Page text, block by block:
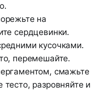
на
сердцевинки.
кусочками.
перемешайте.
смажьте
разровняйте и